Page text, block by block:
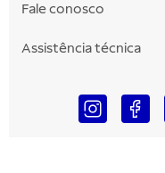
Fale conosco
Assistência técnica